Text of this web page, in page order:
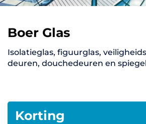
Boer Glas
Isolatieglas, figuurglas,
deuren, douchedeuren en
Korting